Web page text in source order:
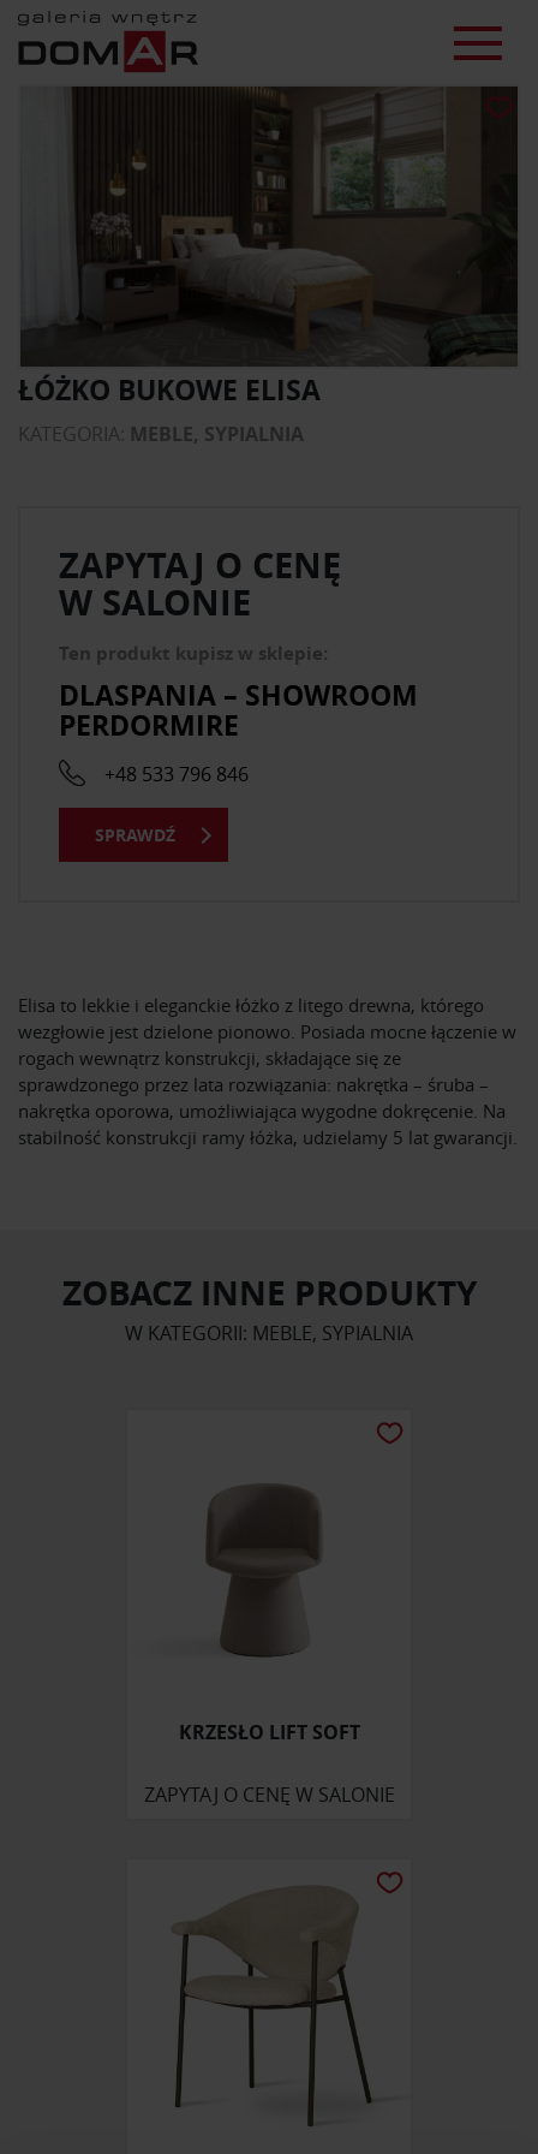
ŁÓŻKO BUKOWE ELISA
KATEGORIA: MEBLE, SYPIALNIA
Elisa to lekkie i eleganckie łóżko z litego drewna, którego
wezgłowie jest dzielone pionowo. Posiada mocne łączenie w
rogach wewnątrz konstrukcji, składające się ze
sprawdzonego przez lata rozwiązania: nakrętka – śruba –
nakrętka oporowa, umożliwiająca wygodne dokręcenie. Na
stabilność konstrukcji ramy łóżka, udzielamy 5 lat gwarancji.
ZAPYTAJ O CENĘ
W SALONIE
Ten produkt kupisz w sklepie:
DLASPANIA – SHOWROOM
PERDORMIRE
+48 533 796 846
SPRAWDŹ
ZOBACZ INNE PRODUKTY
W KATEGORII: MEBLE, SYPIALNIA
KRZESŁO LIFT SOFT
ZAPYTAJ O CENĘ W SALONIE